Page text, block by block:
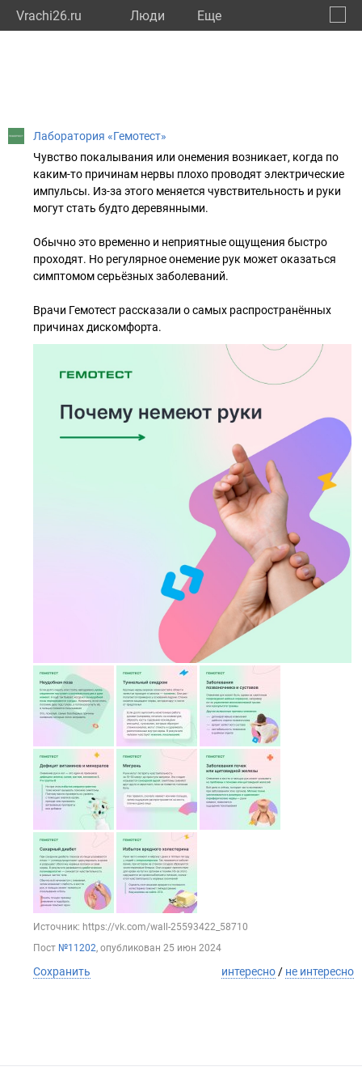
Vrachi26.ru Люди Eще
Лаборатория «Гемотест»
Чувство покалывания или онемения возникает, когда по
каким-то причинам нервы плохо проводят электрические
импульсы. Из-за этого меняется чувствительность и руки
могут стать будто деревянными.
Обычно это временно и неприятные ощущения быстро
проходят. Но регулярное онемение рук может оказаться
симптомом серьёзных заболеваний.
Врачи Гемотест рассказали о самых распространённых
причинах дискомфорта.
Источник: https://vk.com/wall-25593422_58710
Пост №11202, опубликован 25 июн 2024
Сохранить интересно / не интересно